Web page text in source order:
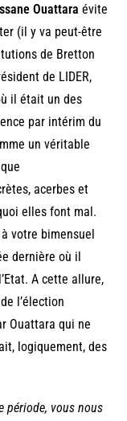
Ouattara évite
(il y va peut-être
de Bretton
de LIDER,
il était un des
par intérim du
un véritable
acerbes et
elles font mal.
votre bimensuel
dernière où il
A cette allure,
l’élection
Ouattara qui ne
logiquement, des
période, vous nous